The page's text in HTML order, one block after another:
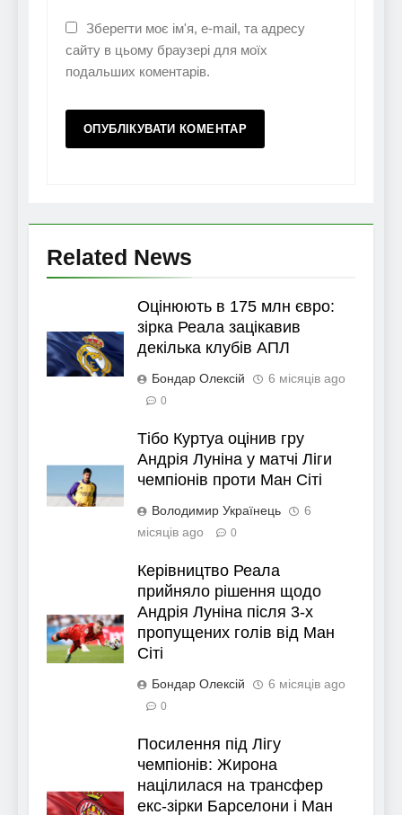
Зберегти моє ім'я, e-mail, та адресу
сайту в цьому браузері для моїх
подальших коментарів.
Related News
Оцінюють в 175 млн євро:
зірка Реала зацікавив
декілька клубів АПЛ
Бондар Олексій 6 місяців ago
0
Тібо Куртуа оцінив гру
Андрія Луніна у матчі Ліги
чемпіонів проти Ман Сіті
Володимир Українець
6
місяців ago
0
Керівництво Реала
прийняло рішення щодо
Андрія Луніна після 3-х
пропущених голів від Ман
Сіті
Бондар Олексій 6 місяців ago
0
Посилення під Лігу
чемпіонів: Жирона
націлилася на трансфер
екс-зірки Барселони і Ман